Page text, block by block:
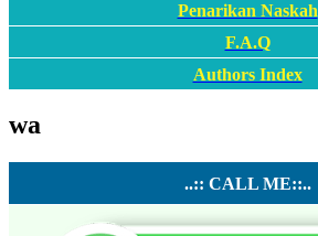
Penarikan Naskah
F.A.Q
Authors Index
wa
..:: CALL ME::..